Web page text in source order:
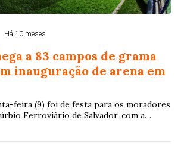
Há 10 meses
a 83 campos de grama
inauguração de arena em
feira (9) foi de festa para os moradores
Ferroviário de Salvador, com a